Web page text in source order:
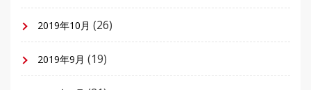
2019年10月 (26)
2019年9月 (19)